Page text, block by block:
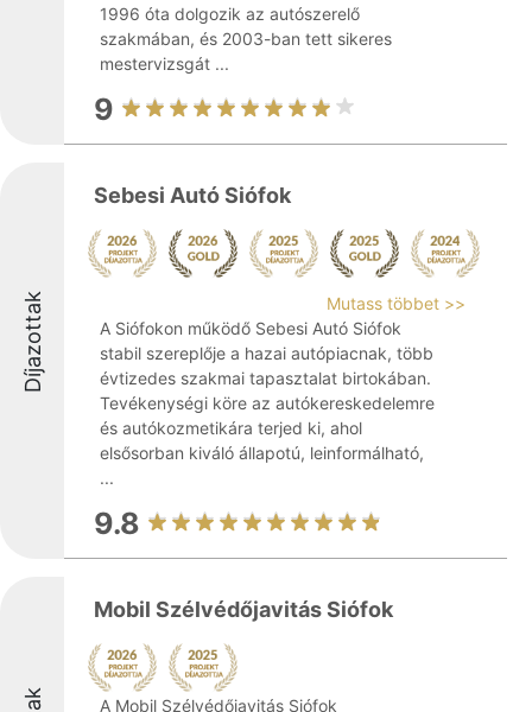
1996 óta dolgozik az autószerelő
szakmában, és 2003-ban tett sikeres
mestervizsgát ...
9
Díjazottak
Sebesi Autó Siófok
Mutass többet >>
A Siófokon működő Sebesi Autó Siófok
stabil szereplője a hazai autópiacnak, több
évtizedes szakmai tapasztalat birtokában.
Tevékenységi köre az autókereskedelemre
és autókozmetikára terjed ki, ahol
elsősorban kiváló állapotú, leinformálható,
...
9.8
Mobil Szélvédőjavitás Siófok
A Mobil Szélvédőjavitás Siófok